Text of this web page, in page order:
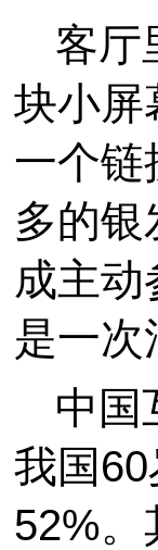
客厅
块小屏
一个链
多的
成主
是一次
中国
我国
52%。